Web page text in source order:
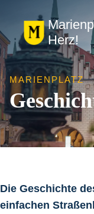
Inhalt
springen
Herz!
MARIENPLATZ
Die Geschichte
einfachen